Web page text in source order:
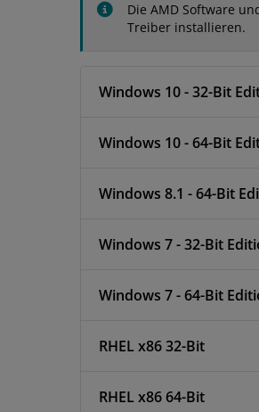
Die AMD Software
Treiber installieren.
Windows 10 - 32-Bit
Windows 10 - 64-Bit
Windows 8.1 - 64-Bit
Windows 7 - 32-Bit
Windows 7 - 64-Bit
RHEL x86 32-Bit
RHEL x86 64-Bit